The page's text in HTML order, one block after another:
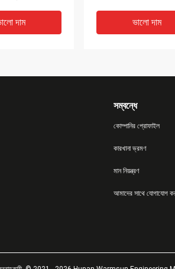
দাম ভালো দাম
সম্বন্ধে
কোম্পানির প্রোফাইল
কারখানা ভ্রমণ
মান নিয়ন্ত্রণ
আমাদের সাথে যোগাযোগ